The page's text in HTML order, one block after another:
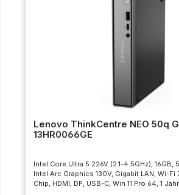
Lenovo ThinkCentre NEO 50q
13HR0066GE
Intel Core Ultra 5 226V (2.1-4.5GHz), 16GB,
Intel Arc Graphics 130V, Gigabit LAN, Wi-Fi
Chip, HDMI, DP, USB-C, Win 11 Pro 64, 1